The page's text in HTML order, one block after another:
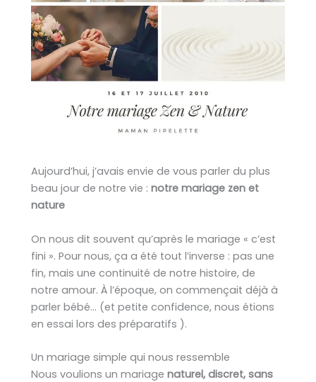
Aujourd’hui, j’avais envie de vous parler du plus
beau jour de notre vie : notre mariage zen et
nature
On nous dit souvent qu’après le mariage « c’est
fini ». Pour nous, ça a été tout l’inverse : pas une
fin, mais une continuité de notre histoire, de
notre amour. À l’époque, on commençait déjà à
parler bébé… (et petite confidence, nous étions
en essai lors des préparatifs ).
Un mariage simple qui nous ressemble
Nous voulions un mariage naturel, discret, sans